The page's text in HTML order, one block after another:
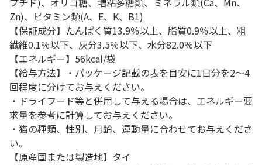
Zn)、ビタミン類(A、E、K、B1)
【保証成分】たんぱく質13.9％以上、脂質0.9％以上、粗
繊維0.1％以下、灰分3.5％以下、水分82.0％以下
【エネルギー】56kcal/袋
【給与方法】・パッケージ記載の表を目安に1日分を2～4
回程度に分けてお与えください。
・ドライフード等と併用して与える場合は、エネルギー要
求量を参考に計算してお与えください。
・猫の種類、性別、月齢、運動量に合わせてお与えくださ
い。
【原産国または製造地】タイ